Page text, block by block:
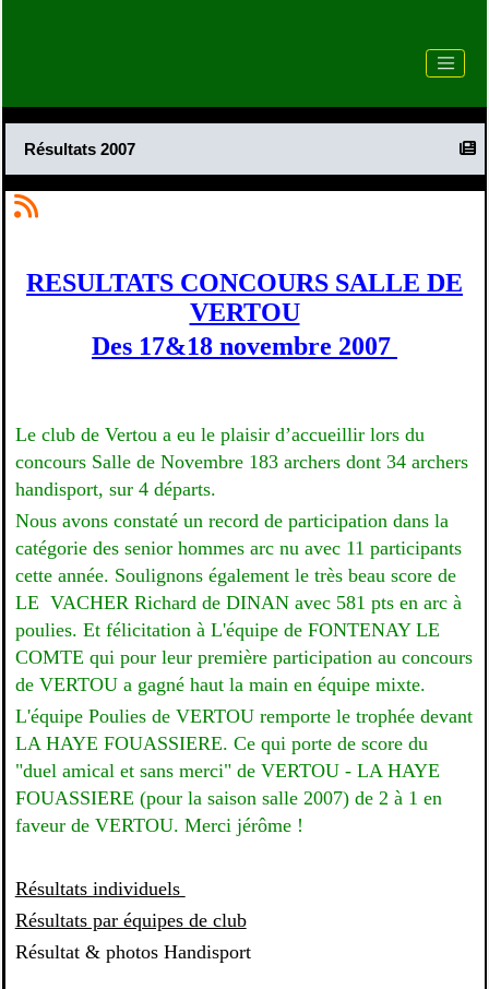
Résultats 2007
RESULTATS CONCOURS SALLE DE
VERTOU
Des 17&18 novembre 2007
Le club de Vertou a eu le plaisir d’accueillir lors du
concours Salle de Novembre 183 archers dont 34 archers
handisport, sur 4 départs.
Nous avons constaté un record de participation dans la
catégorie des senior hommes arc nu avec 11 participants
cette année. Soulignons également le très beau score de
LE VACHER Richard de DINAN avec 581 pts en arc à
poulies. Et félicitation à L'équipe de FONTENAY LE
COMTE qui pour leur première participation au concours
de VERTOU a gagné haut la main en équipe mixte.
L'équipe Poulies de VERTOU remporte le trophée devant
LA HAYE FOUASSIERE. Ce qui porte de score du
"duel amical et sans merci" de VERTOU - LA HAYE
FOUASSIERE (pour la saison salle 2007) de 2 à 1 en
faveur de VERTOU. Merci jérôme !
Résultats individuels
Résultats par équipes de club
Résultat & photos Handisport